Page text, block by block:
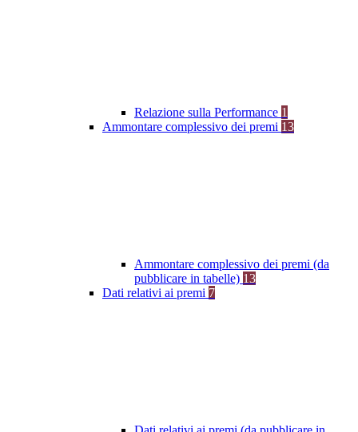
Relazione sulla Performance 1
Ammontare complessivo dei premi 13
Ammontare complessivo dei premi (da
pubblicare in tabelle) 13
Dati relativi ai premi 7